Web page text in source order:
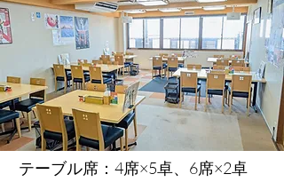
テーブル席：4席×5卓、6席×2卓​